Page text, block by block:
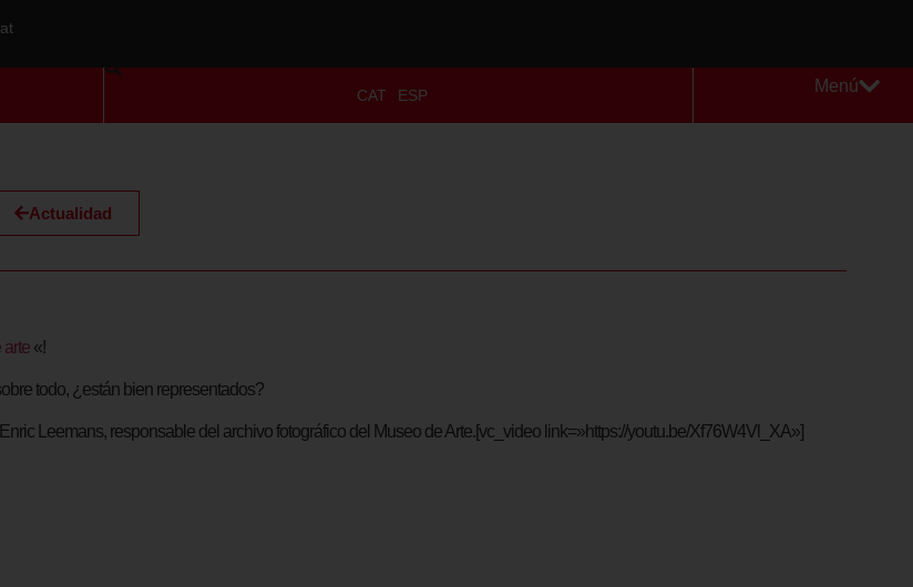
CAT ESP
Menú
Actualidad
arte «!
todo, ¿están bien representados?
Leemans, responsable del archivo fotográfico del Museo de Arte.[vc_video link=»https://youtu.be/Xf76W4Vl_XA»]